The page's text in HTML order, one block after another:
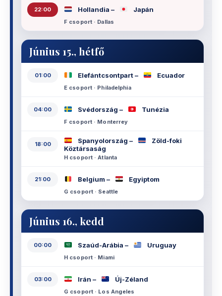
22:00 Hollandia – Japán
F csoport · Dallas
Június 15., hétfő
01:00 Elefántcsontpart – Ecuador
E csoport · Philadelphia
04:00 Svédország – Tunézia
F csoport · Monterrey
18:00 Spanyolország –
Zöld-foki
Köztársaság
H csoport · Atlanta
21:00 Belgium – Egyiptom
G csoport · Seattle
Június 16., kedd
00:00 Szaúd-Arábia – Uruguay
H csoport · Miami
03:00 Irán – Új-Zéland
G csoport · Los Angeles